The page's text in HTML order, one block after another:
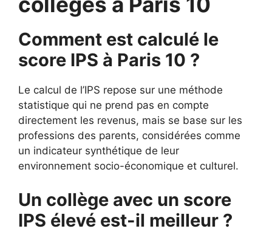
Comment est calculé le
score IPS à Paris 10 ?
Le calcul de l’IPS repose sur une méthode
statistique qui ne prend pas en compte
directement les revenus, mais se base sur les
professions des parents, considérées comme
un indicateur synthétique de leur
environnement socio-économique et culturel.
Un collège avec un score
IPS élevé est-il meilleur ?